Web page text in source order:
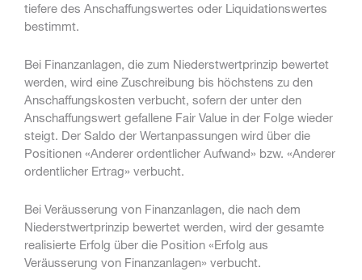
tiefere des Anschaffungswertes oder Liquidationswertes
bestimmt.
Bei Finanzanlagen, die zum Niederstwertprinzip bewertet
werden, wird eine Zuschreibung bis höchstens zu den
Anschaffungskosten verbucht, sofern der unter den
Anschaffungswert gefallene Fair Value in der Folge wieder
steigt. Der Saldo der Wertanpassungen wird über die
Positionen «Anderer ordentlicher Aufwand» bzw. «Anderer
ordentlicher Ertrag» verbucht.
Bei Veräusserung von Finanzanlagen, die nach dem
Niederstwertprinzip bewertet werden, wird der gesamte
realisierte Erfolg über die Position «Erfolg aus
Veräusserung von Finanzanlagen» verbucht.